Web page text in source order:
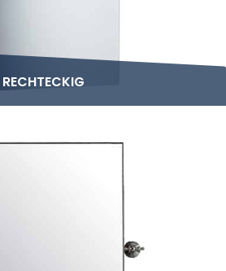
RECHTECKIG